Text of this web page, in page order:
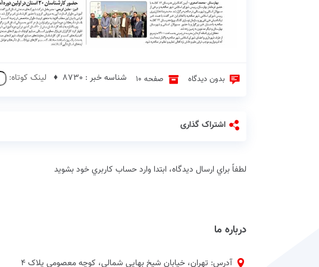
بدون دیدگاه صفحه 10 شناسه خبر : 8730 ♦ لینک کوتاه:
اشتراک گذاری
لطفاً براي ارسال دیدگاه، ابتدا وارد حساب كاربري خود بشويد
درباره ما
آدرس: تهران، خیابان شیخ بهایی شمالی، کوچه معصومی پلاک 4